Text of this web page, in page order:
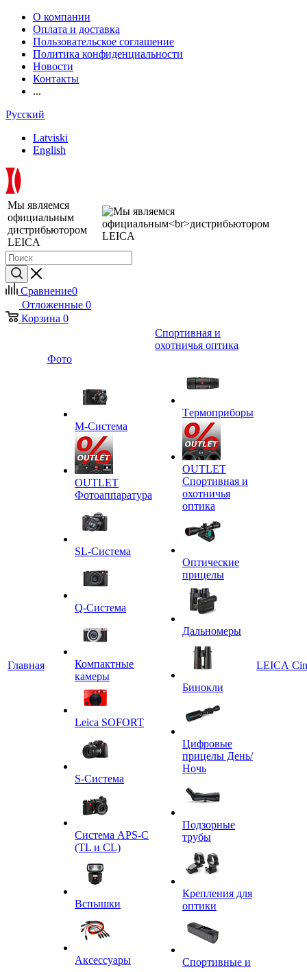
О компании
Оплата и доставка
Пользовательское соглашение
Политика конфиденциальности
Новости
Контакты
...
Русский
Latviski
English
Мы являемся
официальным
дистрибьютором
LEICA
Сравнение0
Отложенные 0
Корзина 0
Главная
Фото
M-Система
OUTLET
Фотоаппаратура
SL-Система
Q-Cистема
Компактные
камеры
Leica SOFORT
S-Система
Система APS-C
(TL и CL)
Вспышки
Аксессуары
Спортивная и
охотничья оптика
Tермоприборы
OUTLET
Спортивная и
охотничья
оптика
Оптические
прицелы
Дальномеры
Бинокли
Цифровые
прицелы День/
Ночь
Подзорные
трубы
Крепления для
оптики
Спортивные и
LEICA